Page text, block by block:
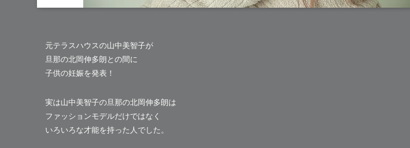
元テラスハウスの山中美智子が
旦那の北岡伸多朗との間に
子供の妊娠を発表！
実は山中美智子の旦那の北岡伸多朗は
ファッションモデルだけではなく
いろいろな才能を持った人でした。